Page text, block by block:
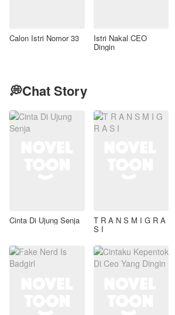
Calon Istri Nomor 33 Istri Nakal CEO
Dingin
💭Chat Story
Cinta Di Ujung Senja T R A N S M I G R A
S I